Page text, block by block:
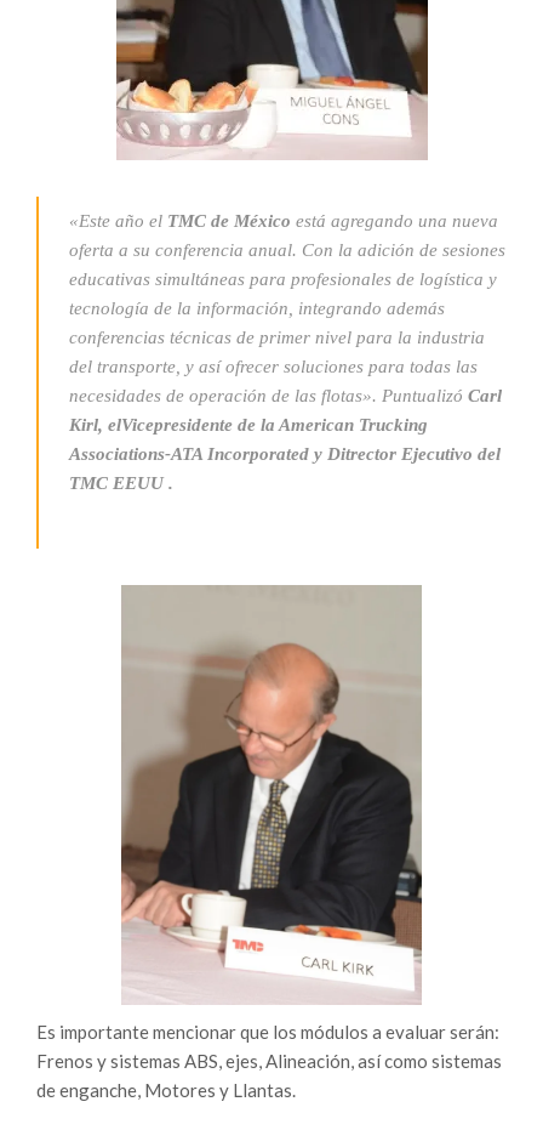
«Este año el TMC de México está agregando una nueva
oferta a su conferencia anual. Con la adición de sesiones
educativas simultáneas para profesionales de logística y
tecnología de la información, integrando además
conferencias técnicas de primer nivel para la industria
del transporte, y así ofrecer soluciones para todas las
necesidades de operación de las flotas». Puntualizó Carl
Kirl, elVicepresidente de la American Trucking
Associations-ATA Incorporated y Ditrector Ejecutivo del
TMC EEUU .
Es importante mencionar que los módulos a evaluar serán:
Frenos y sistemas ABS, ejes, Alineación, así como sistemas
de enganche, Motores y Llantas.